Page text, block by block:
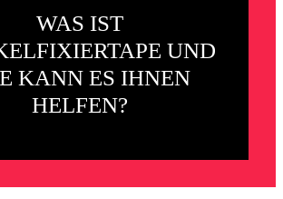
WAS IST
UND
KANN ES IHNEN
HELFEN?